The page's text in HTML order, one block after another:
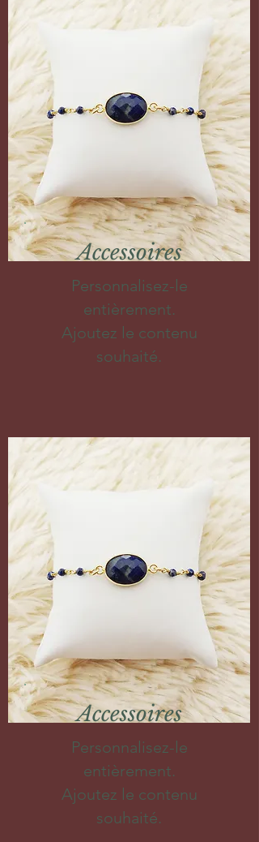
Accessoires
Personnalisez-le
entièrement.
Ajoutez le contenu
souhaité.
Accessoires
Personnalisez-le
entièrement.
Ajoutez le contenu
souhaité.